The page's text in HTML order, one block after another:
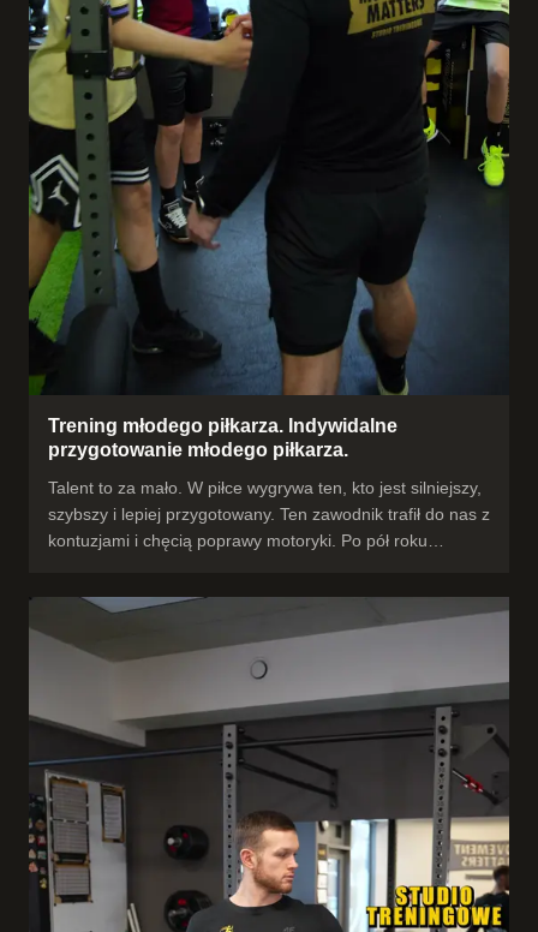
Trening młodego piłkarza. Indywidalne
przygotowanie młodego piłkarza.
Talent to za mało. W piłce wygrywa ten, kto jest silniejszy,
szybszy i lepiej przygotowany. Ten zawodnik trafił do nas z
kontuzjami i chęcią poprawy motoryki. Po pół roku
czuł się tak sprawny i mocny fizycznie. Bez cudów — detal
po detalu, pod konkretnego piłkarza i jego pozycję. Tak
buduje się przewagę, której nie da trening grupowy w
#młodypiłkarz #Rzeszów #trening